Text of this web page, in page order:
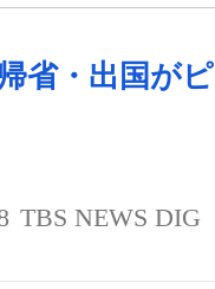
省・出国がピ
TBS NEWS DIG